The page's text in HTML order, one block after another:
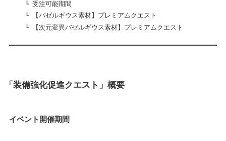
受注可能期間
【バゼルギウス素材】プレミアムクエスト
【次元変異バゼルギウス素材】プレミアムクエスト
「装備強化促進クエスト」概要
イベント開催期間